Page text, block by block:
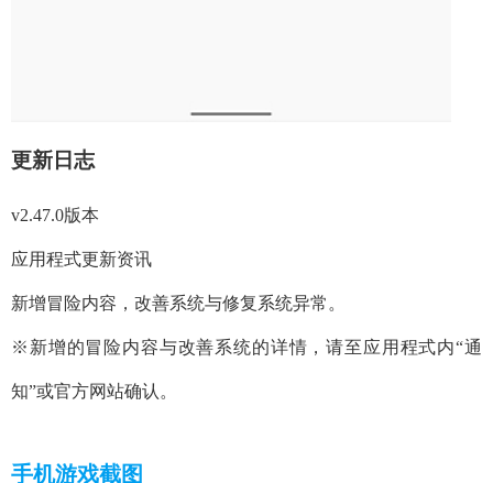
更新日志
v2.47.0版本
应用程式更新资讯
新增冒险内容，改善系统与修复系统异常。
※新增的冒险内容与改善系统的详情，请至应用程式内“通
知”或官方网站确认。
手机游戏截图